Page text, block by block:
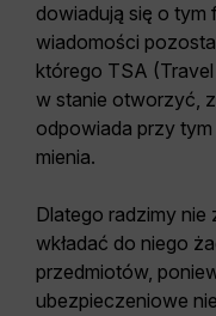
dowiadują się o
wiadomości
którego TSA
w stanie otworzyć,
odpowiada przy
mienia.
Dlatego radzimy nie
wkładać do niego
przedmiotów,
ubezpieczeniowe